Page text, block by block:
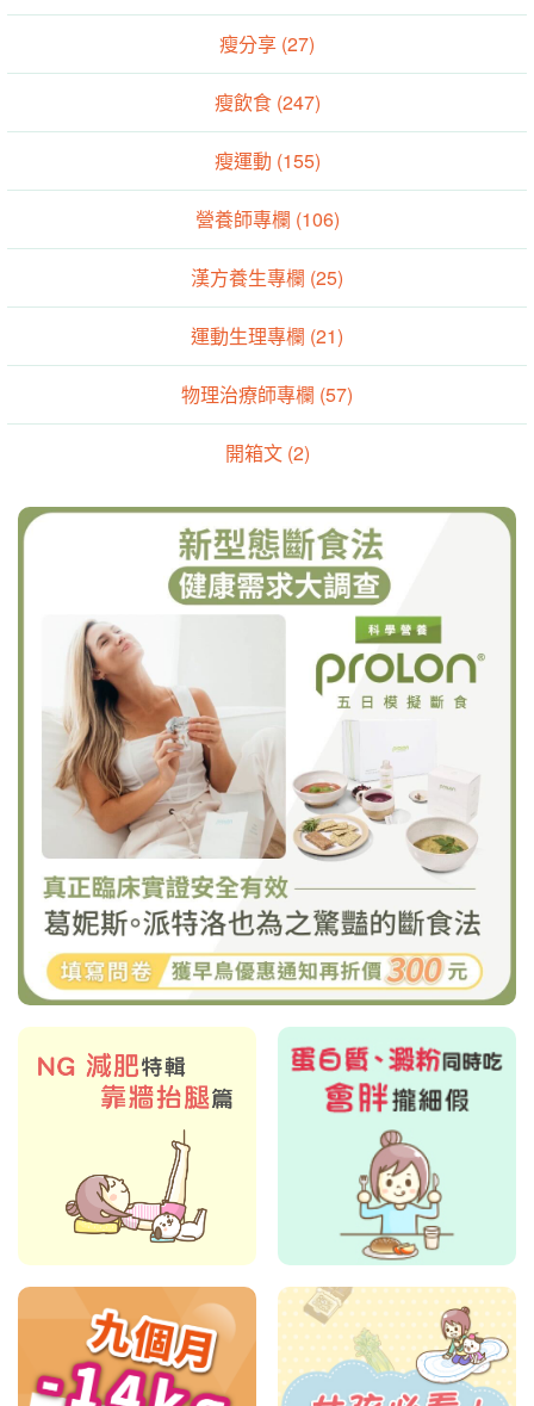
瘦分享 (27)
瘦飲食 (247)
瘦運動 (155)
營養師專欄 (106)
漢方養生專欄 (25)
運動生理專欄 (21)
物理治療師專欄 (57)
開箱文 (2)